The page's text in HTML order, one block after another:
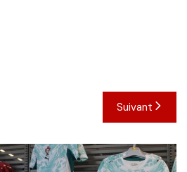
Suivant